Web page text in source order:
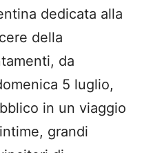
dedicata alla
della
da
5 luglio,
in un viaggio
grandi